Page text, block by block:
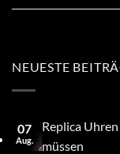
NEUESTE
07
Aug.
Replica
müssen